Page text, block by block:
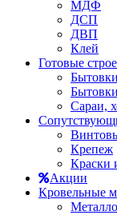
МДФ
ДСП
ДВП
Клей
Готовые
Сараи,
Крепеж
Краски
Акции
Кровельные